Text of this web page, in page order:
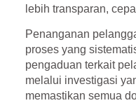
lebih transparan,
Penanganan
proses yang
pengaduan terkait
melalui investigasi
memastikan semua